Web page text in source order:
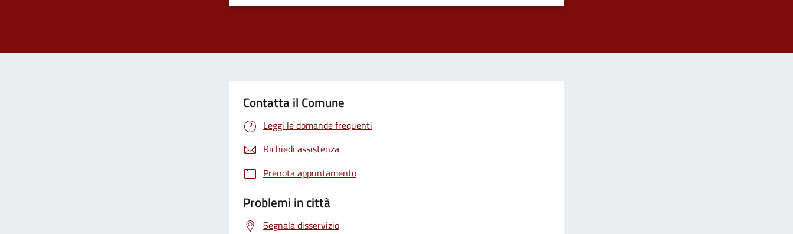
Contatta il Comune
Leggi le domande frequenti
Richiedi assistenza
Prenota appuntamento
Problemi in città
Segnala disservizio